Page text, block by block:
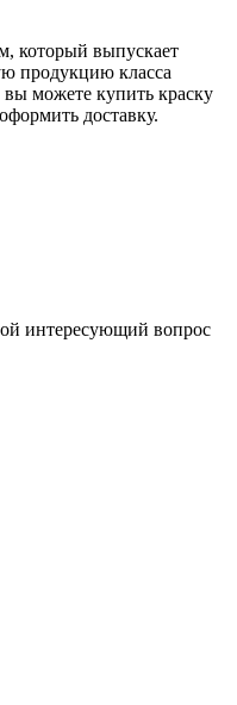
который выпускает
продукцию класса
можете купить краску
доставку.
интересующий вопрос